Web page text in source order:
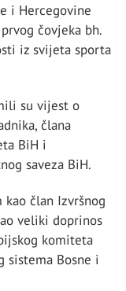
i Hercegovine
čovjeka bh.
iz svijeta sporta
su vijest o
člana
BiH i
saveza BiH.
kao član Izvršnog
veliki doprinos
komiteta
sistema Bosne i